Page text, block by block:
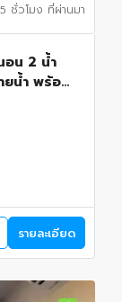
5 ชั่วโมง ที่ผ่านมา
อน 2 น้ำ
น้ำ พร้อม
บ พร้อม
รายละเอียด